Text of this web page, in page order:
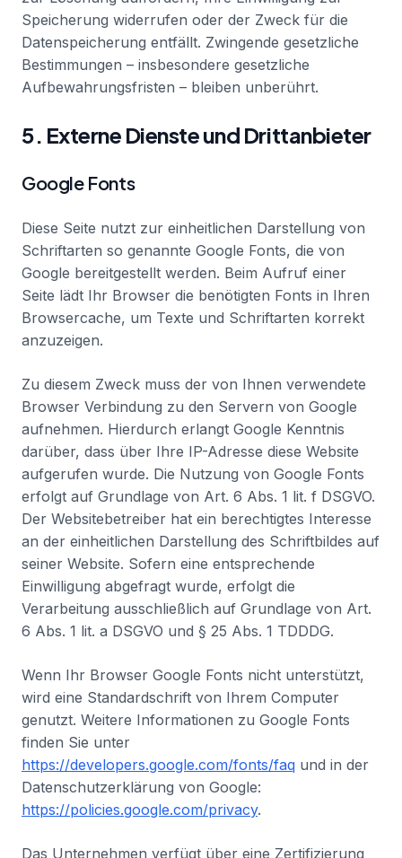
Speicherung widerrufen oder der Zweck für die
Datenspeicherung entfällt. Zwingende gesetzliche
Bestimmungen – insbesondere gesetzliche
Aufbewahrungsfristen – bleiben unberührt.
5. Externe Dienste und Drittanbieter
Google Fonts
Diese Seite nutzt zur einheitlichen Darstellung von
Schriftarten so genannte Google Fonts, die von
Google bereitgestellt werden. Beim Aufruf einer
Seite lädt Ihr Browser die benötigten Fonts in Ihren
Browsercache, um Texte und Schriftarten korrekt
anzuzeigen.
Zu diesem Zweck muss der von Ihnen verwendete
Browser Verbindung zu den Servern von Google
aufnehmen. Hierdurch erlangt Google Kenntnis
darüber, dass über Ihre IP-Adresse diese Website
aufgerufen wurde. Die Nutzung von Google Fonts
erfolgt auf Grundlage von Art. 6 Abs. 1 lit. f DSGVO.
Der Websitebetreiber hat ein berechtigtes Interesse
an der einheitlichen Darstellung des Schriftbildes auf
seiner Website. Sofern eine entsprechende
Einwilligung abgefragt wurde, erfolgt die
Verarbeitung ausschließlich auf Grundlage von Art.
6 Abs. 1 lit. a DSGVO und § 25 Abs. 1 TDDDG.
Wenn Ihr Browser Google Fonts nicht unterstützt,
wird eine Standardschrift von Ihrem Computer
genutzt. Weitere Informationen zu Google Fonts
finden Sie unter
https://developers.google.com/fonts/faq und in der
Datenschutzerklärung von Google:
https://policies.google.com/privacy.
Das Unternehmen verfügt über eine Zertifizierung